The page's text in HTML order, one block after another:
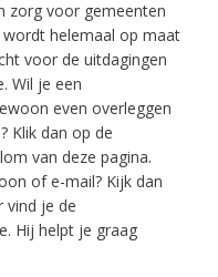
zorg voor gemeenten
helemaal op maat
voor de uitdagingen
Wil je een
even overleggen
Klik dan op de
van deze pagina.
of e-mail? Kijk dan
vind je de
Hij helpt je graag